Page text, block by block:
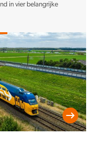
in vier belangrijke